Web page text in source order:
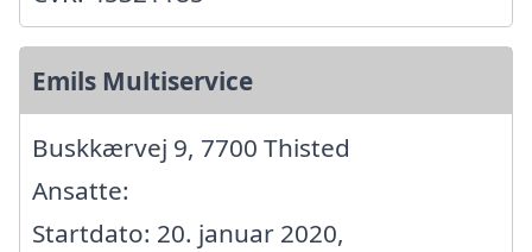
Emils Multiservice
Buskkærvej 9, 7700 Thisted
Ansatte:
Startdato: 20. januar 2020,